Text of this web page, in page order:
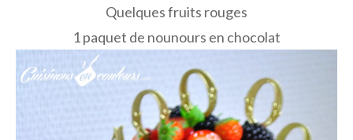
Quelques fruits rouges
1 paquet de nounours en chocolat